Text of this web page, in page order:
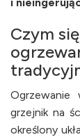
Czym
Ogrzewanie
grzejnik na
określony